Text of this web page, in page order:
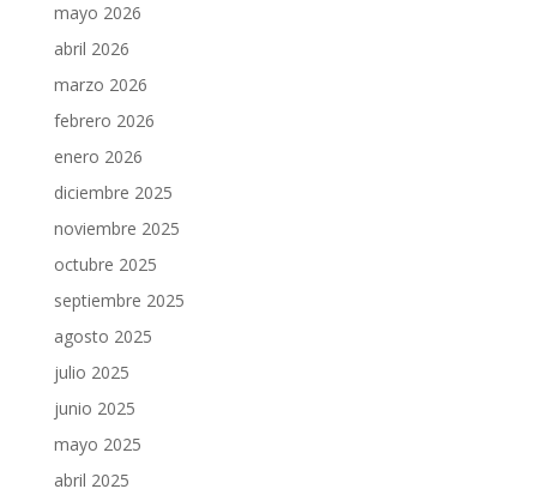
mayo 2026
abril 2026
marzo 2026
febrero 2026
enero 2026
diciembre 2025
noviembre 2025
octubre 2025
septiembre 2025
agosto 2025
julio 2025
junio 2025
mayo 2025
abril 2025